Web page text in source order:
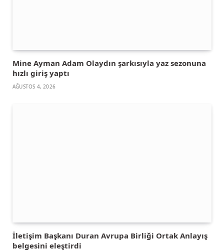
Mine Ayman Adam Olaydın şarkısıyla yaz sezonuna
hızlı giriş yaptı
AĞUSTOS 4, 2026
İletişim Başkanı Duran Avrupa Birliği Ortak Anlayış
belgesini eleştirdi